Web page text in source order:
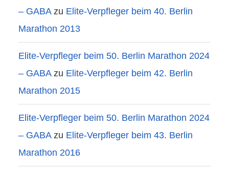
– GABAzu Elite-Verpfleger beim 40. Berlin
Marathon 2013
Elite-Verpfleger beim 50. Berlin Marathon 2024
– GABAzu Elite-Verpfleger beim 42. Berlin
Marathon 2015
Elite-Verpfleger beim 50. Berlin Marathon 2024
– GABAzu Elite-Verpfleger beim 43. Berlin
Marathon 2016